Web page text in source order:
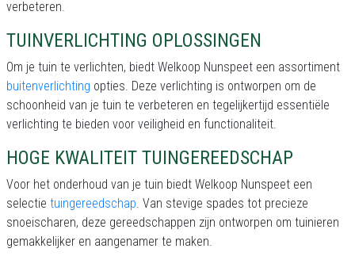
verbeteren.
TUINVERLICHTING OPLOSSINGEN
Om je tuin te verlichten, biedt Welkoop Nunspeet een assortiment
buitenverlichting opties. Deze verlichting is ontworpen om de
schoonheid van je tuin te verbeteren en tegelijkertijd essentiële
verlichting te bieden voor veiligheid en functionaliteit.
HOGE KWALITEIT TUINGEREEDSCHAP
Voor het onderhoud van je tuin biedt Welkoop Nunspeet een
selectie tuingereedschap. Van stevige spades tot precieze
snoeischaren, deze gereedschappen zijn ontworpen om tuinieren
gemakkelijker en aangenamer te maken.